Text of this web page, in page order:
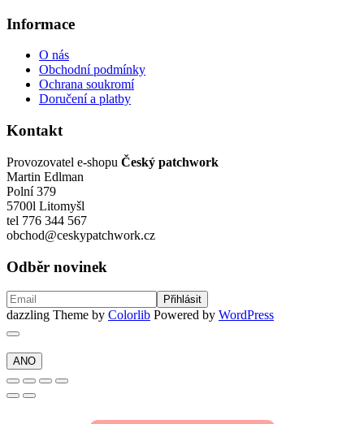
Informace
O nás
Obchodní podmínky
Ochrana soukromí
Doručení a platby
Kontakt
Provozovatel e-shopu Český patchwork
Martin Edlman
Polní 379
5700l Litomyšl
tel 776 344 567
obchod@ceskypatchwork.cz
Odběr novinek
dazzling Theme by Colorlib Powered by WordPress
ANO